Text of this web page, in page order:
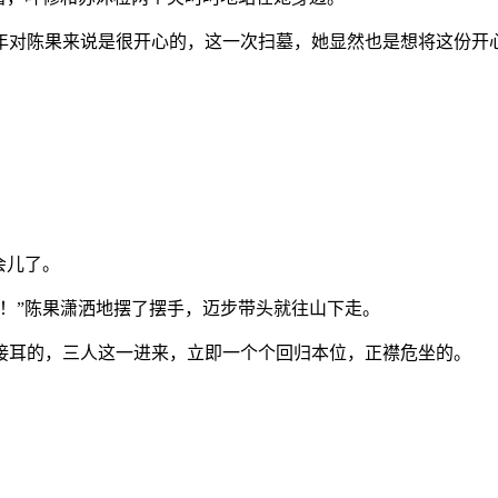
陈果来说是很开心的，这一次扫墓，她显然也是想将这份开
了。
陈果潇洒地摆了摆手，迈步带头就往山下走。
的，三人这一进来，立即一个个回归本位，正襟危坐的。